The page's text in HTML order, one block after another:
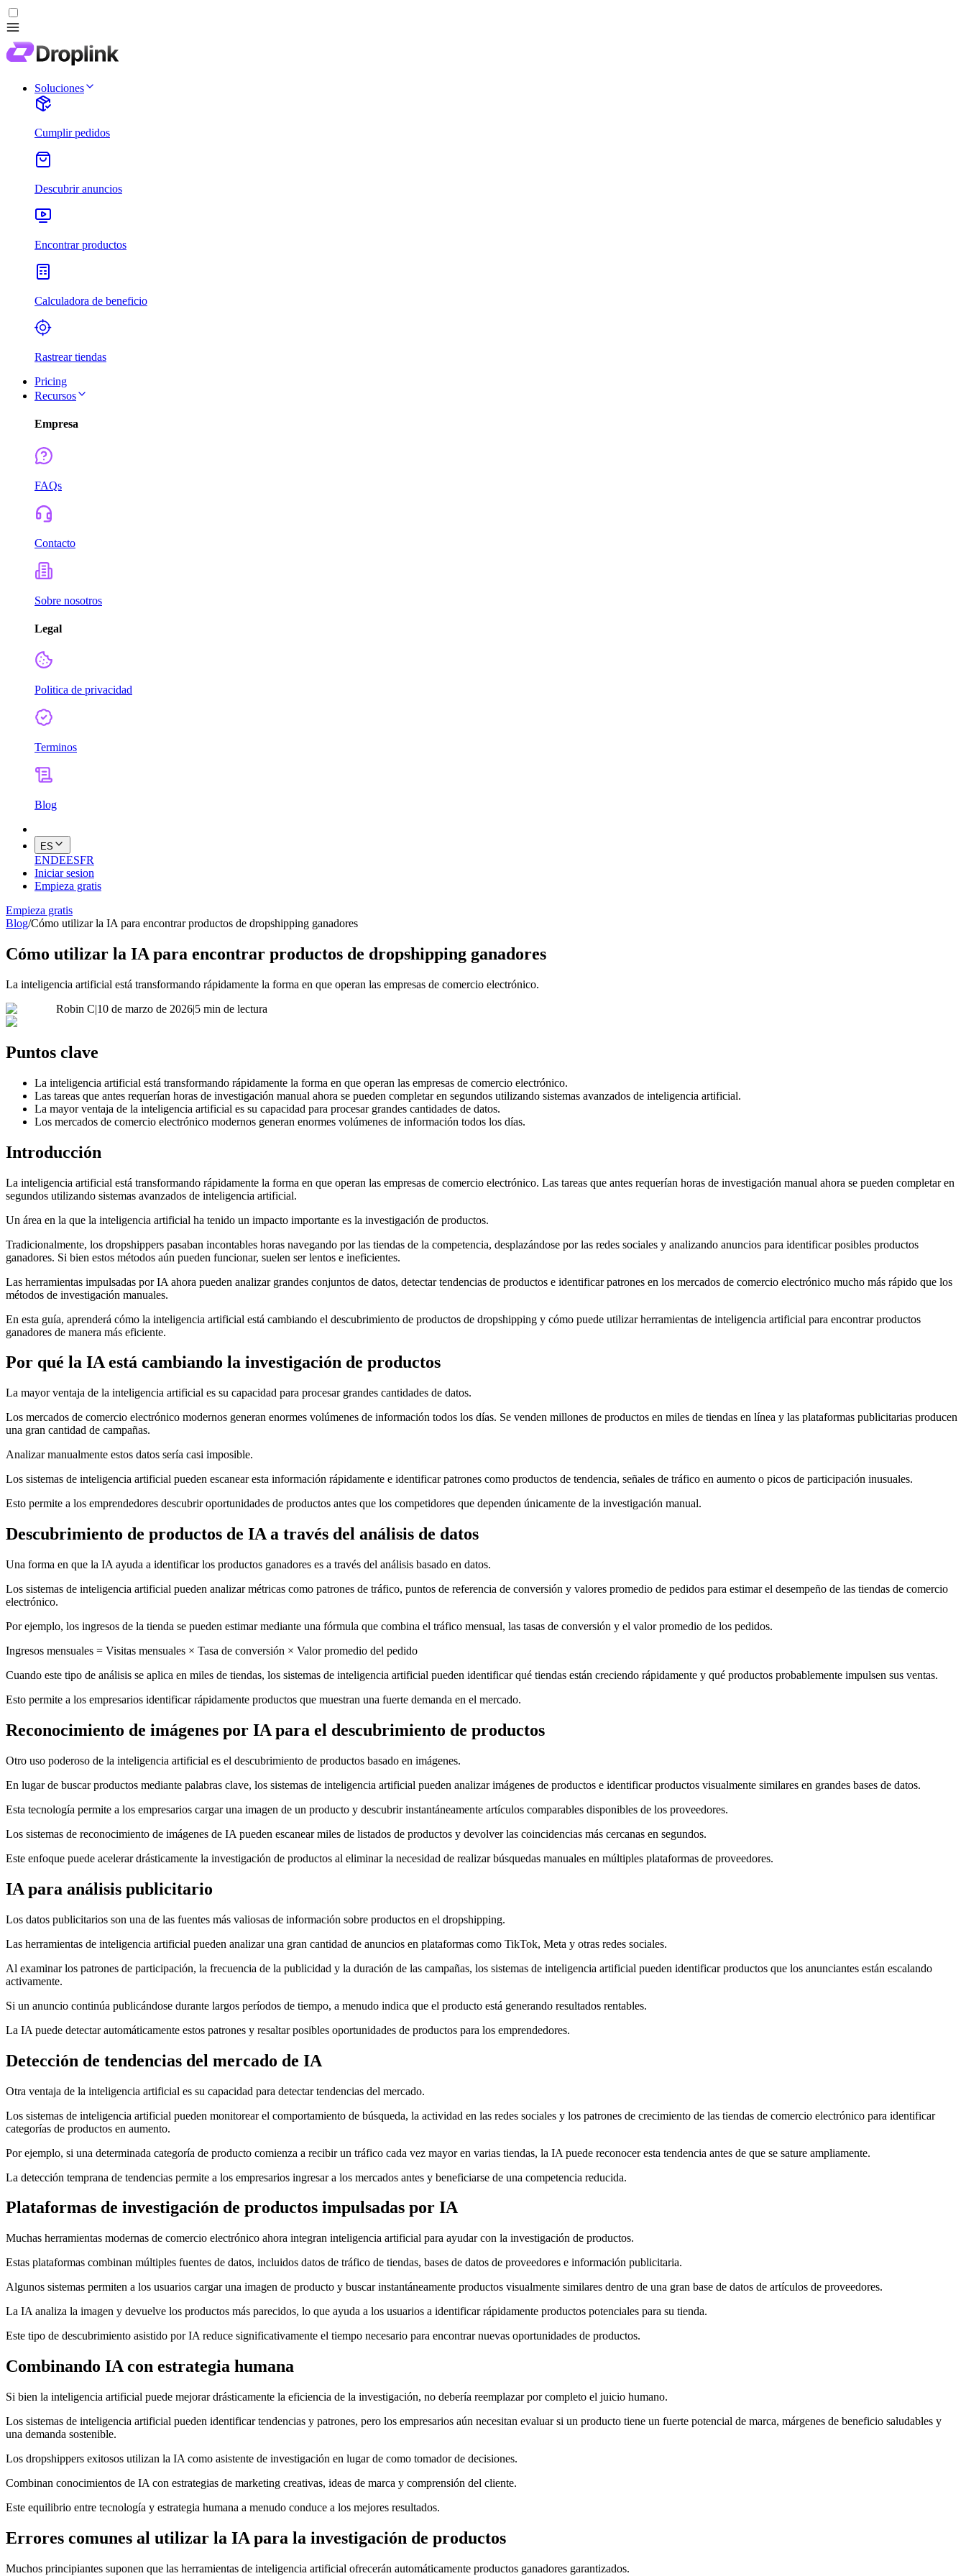
Soluciones
Cumplir pedidos
Descubrir anuncios
Encontrar productos
Calculadora de beneficio
Rastrear tiendas
Pricing
Recursos
Empresa
FAQs
Contacto
Sobre nosotros
Legal
Politica de privacidad
Terminos
Blog
ES
ENDEESFR
Iniciar sesion
Empieza gratis
Empieza gratis
Blog/Cómo utilizar la IA para encontrar productos de dropshipping ganadores
Cómo utilizar la IA para encontrar productos de dropshipping ganadores
La inteligencia artificial está transformando rápidamente la forma en que operan las empresas de comercio electrónico.
Robin C|10 de marzo de 2026|5 min de lectura
Puntos clave
La inteligencia artificial está transformando rápidamente la forma en que operan las empresas de comercio electrónico.
Las tareas que antes requerían horas de investigación manual ahora se pueden completar en segundos utilizando sistemas avanzados de inteligencia artificial.
La mayor ventaja de la inteligencia artificial es su capacidad para procesar grandes cantidades de datos.
Los mercados de comercio electrónico modernos generan enormes volúmenes de información todos los días.
Introducción
La inteligencia artificial está transformando rápidamente la forma en que operan las empresas de comercio electrónico. Las tareas que antes requerían horas de investigación manual ahora se pueden completar en
segundos utilizando sistemas avanzados de inteligencia artificial.
Un área en la que la inteligencia artificial ha tenido un impacto importante es la investigación de productos.
Tradicionalmente, los dropshippers pasaban incontables horas navegando por las tiendas de la competencia, desplazándose por las redes sociales y analizando anuncios para identificar posibles productos
ganadores. Si bien estos métodos aún pueden funcionar, suelen ser lentos e ineficientes.
Las herramientas impulsadas por IA ahora pueden analizar grandes conjuntos de datos, detectar tendencias de productos e identificar patrones en los mercados de comercio electrónico mucho más rápido que los
métodos de investigación manuales.
En esta guía, aprenderá cómo la inteligencia artificial está cambiando el descubrimiento de productos de dropshipping y cómo puede utilizar herramientas de inteligencia artificial para encontrar productos
ganadores de manera más eficiente.
Por qué la IA está cambiando la investigación de productos
La mayor ventaja de la inteligencia artificial es su capacidad para procesar grandes cantidades de datos.
Los mercados de comercio electrónico modernos generan enormes volúmenes de información todos los días. Se venden millones de productos en miles de tiendas en línea y las plataformas publicitarias producen
una gran cantidad de campañas.
Analizar manualmente estos datos sería casi imposible.
Los sistemas de inteligencia artificial pueden escanear esta información rápidamente e identificar patrones como productos de tendencia, señales de tráfico en aumento o picos de participación inusuales.
Esto permite a los emprendedores descubrir oportunidades de productos antes que los competidores que dependen únicamente de la investigación manual.
Descubrimiento de productos de IA a través del análisis de datos
Una forma en que la IA ayuda a identificar los productos ganadores es a través del análisis basado en datos.
Los sistemas de inteligencia artificial pueden analizar métricas como patrones de tráfico, puntos de referencia de conversión y valores promedio de pedidos para estimar el desempeño de las tiendas de comercio
electrónico.
Por ejemplo, los ingresos de la tienda se pueden estimar mediante una fórmula que combina el tráfico mensual, las tasas de conversión y el valor promedio de los pedidos.
Ingresos mensuales = Visitas mensuales × Tasa de conversión × Valor promedio del pedido
Cuando este tipo de análisis se aplica en miles de tiendas, los sistemas de inteligencia artificial pueden identificar qué tiendas están creciendo rápidamente y qué productos probablemente impulsen sus ventas.
Esto permite a los empresarios identificar rápidamente productos que muestran una fuerte demanda en el mercado.
Reconocimiento de imágenes por IA para el descubrimiento de productos
Otro uso poderoso de la inteligencia artificial es el descubrimiento de productos basado en imágenes.
En lugar de buscar productos mediante palabras clave, los sistemas de inteligencia artificial pueden analizar imágenes de productos e identificar productos visualmente similares en grandes bases de datos.
Esta tecnología permite a los empresarios cargar una imagen de un producto y descubrir instantáneamente artículos comparables disponibles de los proveedores.
Los sistemas de reconocimiento de imágenes de IA pueden escanear miles de listados de productos y devolver las coincidencias más cercanas en segundos.
Este enfoque puede acelerar drásticamente la investigación de productos al eliminar la necesidad de realizar búsquedas manuales en múltiples plataformas de proveedores.
IA para análisis publicitario
Los datos publicitarios son una de las fuentes más valiosas de información sobre productos en el dropshipping.
Las herramientas de inteligencia artificial pueden analizar una gran cantidad de anuncios en plataformas como TikTok, Meta y otras redes sociales.
Al examinar los patrones de participación, la frecuencia de la publicidad y la duración de las campañas, los sistemas de inteligencia artificial pueden identificar productos que los anunciantes están escalando
activamente.
Si un anuncio continúa publicándose durante largos períodos de tiempo, a menudo indica que el producto está generando resultados rentables.
La IA puede detectar automáticamente estos patrones y resaltar posibles oportunidades de productos para los emprendedores.
Detección de tendencias del mercado de IA
Otra ventaja de la inteligencia artificial es su capacidad para detectar tendencias del mercado.
Los sistemas de inteligencia artificial pueden monitorear el comportamiento de búsqueda, la actividad en las redes sociales y los patrones de crecimiento de las tiendas de comercio electrónico para identificar
categorías de productos en aumento.
Por ejemplo, si una determinada categoría de producto comienza a recibir un tráfico cada vez mayor en varias tiendas, la IA puede reconocer esta tendencia antes de que se sature ampliamente.
La detección temprana de tendencias permite a los empresarios ingresar a los mercados antes y beneficiarse de una competencia reducida.
Plataformas de investigación de productos impulsadas por IA
Muchas herramientas modernas de comercio electrónico ahora integran inteligencia artificial para ayudar con la investigación de productos.
Estas plataformas combinan múltiples fuentes de datos, incluidos datos de tráfico de tiendas, bases de datos de proveedores e información publicitaria.
Algunos sistemas permiten a los usuarios cargar una imagen de producto y buscar instantáneamente productos visualmente similares dentro de una gran base de datos de artículos de proveedores.
La IA analiza la imagen y devuelve los productos más parecidos, lo que ayuda a los usuarios a identificar rápidamente productos potenciales para su tienda.
Este tipo de descubrimiento asistido por IA reduce significativamente el tiempo necesario para encontrar nuevas oportunidades de productos.
Combinando IA con estrategia humana
Si bien la inteligencia artificial puede mejorar drásticamente la eficiencia de la investigación, no debería reemplazar por completo el juicio humano.
Los sistemas de inteligencia artificial pueden identificar tendencias y patrones, pero los empresarios aún necesitan evaluar si un producto tiene un fuerte potencial de marca, márgenes de beneficio saludables y
una demanda sostenible.
Los dropshippers exitosos utilizan la IA como asistente de investigación en lugar de como tomador de decisiones.
Combinan conocimientos de IA con estrategias de marketing creativas, ideas de marca y comprensión del cliente.
Este equilibrio entre tecnología y estrategia humana a menudo conduce a los mejores resultados.
Errores comunes al utilizar la IA para la investigación de productos
Muchos principiantes suponen que las herramientas de inteligencia artificial ofrecerán automáticamente productos ganadores garantizados.